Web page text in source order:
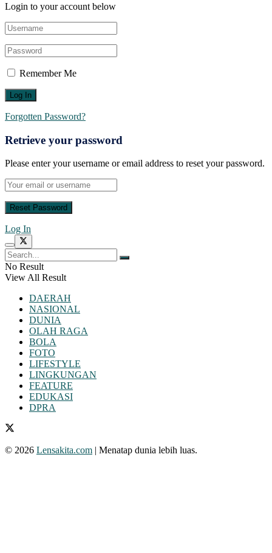
Login to your account below
Remember Me
Forgotten Password?
Retrieve your password
Please enter your username or email address to reset your password.
Log In
No Result
View All Result
DAERAH
NASIONAL
DUNIA
OLAH RAGA
BOLA
FOTO
LIFESTYLE
LINGKUNGAN
FEATURE
EDUKASI
DPRA
© 2026 Lensakita.com | Menatap dunia lebih luas.